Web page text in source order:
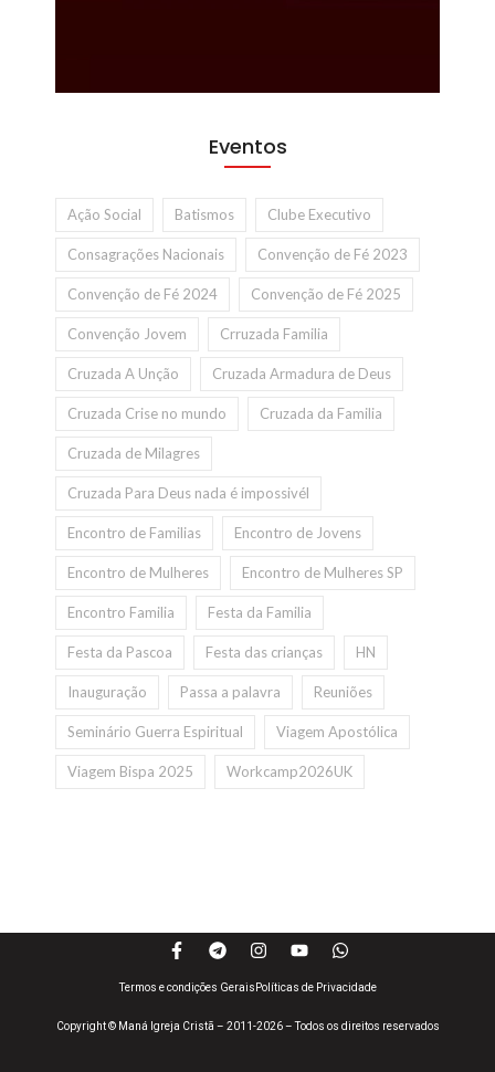
Eventos
Ação Social Batismos Clube Executivo
Consagrações Nacionais Convenção de Fé 2023
Convenção de Fé 2024 Convenção de Fé 2025
Convenção Jovem Crruzada Familia
Cruzada A Unção Cruzada Armadura de Deus
Cruzada Crise no mundo Cruzada da Familia
Cruzada de Milagres
Cruzada Para Deus nada é impossivél
Encontro de Familias Encontro de Jovens
Encontro de Mulheres Encontro de Mulheres SP
Encontro Familia Festa da Familia
Festa da Pascoa Festa das crianças HN
Inauguração Passa a palavra Reuniões
Seminário Guerra Espiritual Viagem Apostólica
Viagem Bispa 2025 Workcamp2026UK
Copyright © Maná Igreja Cristã – 2011-2026 – Todos os direitos reservados
Termos e condições Gerais Políticas de Privacidade